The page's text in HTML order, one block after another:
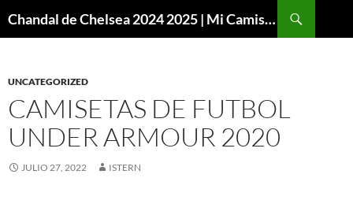
Chandal de Chelsea 2024 2025 | Mi Camiseta Futbol
UNCATEGORIZED
CAMISETAS DE FUTBOL
UNDER ARMOUR 2020
JULIO 27, 2022 ISTERN